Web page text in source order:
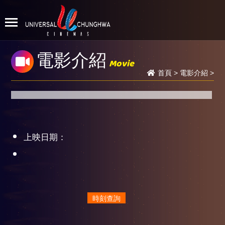
電影介紹 Movie
首頁> 電影介紹 >
上映日期：
時刻查詢